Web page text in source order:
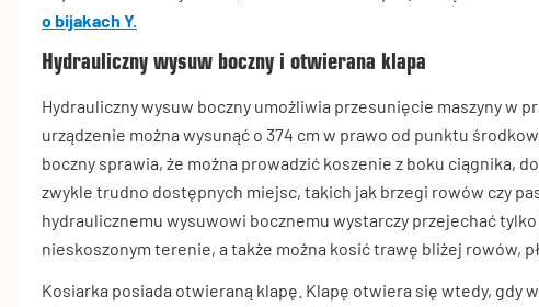
o bijakach Y.
Hydrauliczny wysuw boczny i otwierana klapa
Hydrauliczny wysuw boczny umożliwia przesunięcie maszyny w
urządzenie można wysunąć o 374 cm w prawo od punktu
boczny sprawia, że można prowadzić koszenie z boku ciągnika,
zwykle trudno dostępnych miejsc, takich jak brzegi rowów czy
hydraulicznemu wysuwowi bocznemu wystarczy przejechać tylko
nieskoszonym terenie, a także można kosić trawę bliżej rowów,
Kosiarka posiada otwieraną klapę. Klapę otwiera się wtedy, gdy